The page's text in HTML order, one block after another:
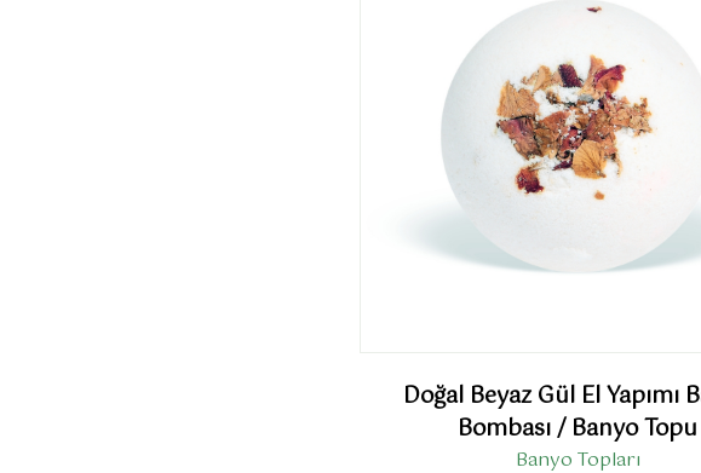
Doğal Beyaz Gül El Yapımı
Bombası / Banyo Topu
Banyo Topları